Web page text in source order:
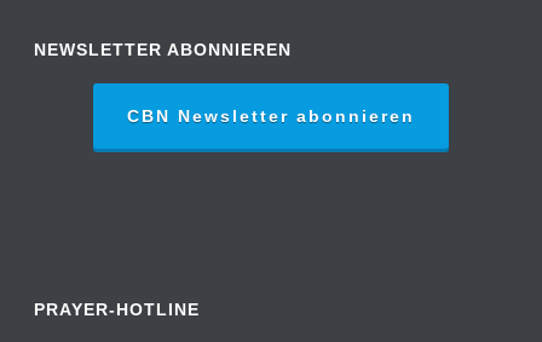
NEWSLETTER ABONNIEREN
CBN Newsletter abonnieren
PRAYER-HOTLINE